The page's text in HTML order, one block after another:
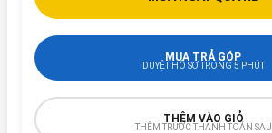
MUA TRẢ GÓP
DUYỆT HỒ SƠ TRONG 5 PHÚT
THÊM VÀO GIỎ
THÊM TRƯỚC THANH TOÁN SAU